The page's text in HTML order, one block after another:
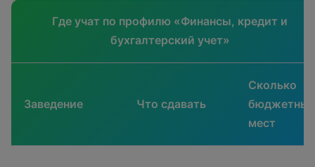
Где учат по профилю «Финансы, кредит и
бухгалтерский учет»
Заведение Что сдавать
Сколько
бюджетных
мест